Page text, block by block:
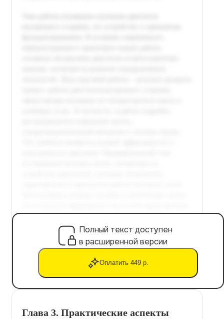
Полный текст доступен
в расширенной версии
Оплатить 449 р.
Глава 3. Практические аспекты